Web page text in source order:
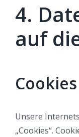
4.
auf
Cookies
Unsere
„Cookies“.
Mit dem